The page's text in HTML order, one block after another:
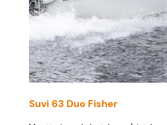
Suvi 63 Duo Fisher